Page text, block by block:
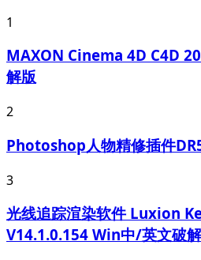
1
MAXON Cinema 4D C4D
解版
2
Photoshop人物精修插件
3
光线追踪渲染软件 Luxion
V14.1.0.154 Win中/英文破